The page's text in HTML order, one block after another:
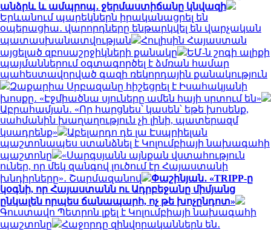
անձրև և ամպրոպ․ ջերմաստիճանը կնվազի
Երևանում պարեկներն իրականացրել են
օպերացիա․ վարորդները ենթարկվել են վարչական
պատասխանատվության
Հուլիսին Հայաստան
այցելած զբոսաշրջիկների քանակը
ԵՄ-ն շոգի ալիքի
պայմաններում օգտագործել է ձմռան համար
պահեստավորված գազի ռեկորդային քանակություն
Զաքարիա Սրբազանը հիշեցրել է Իսահակյանի
խոսքը․ «Էջմիածնա սյուները ամեն հայի սրտում են»
Աբրահամյան․ «Որ հարցնես՝ կասեն՝ եթե խոսենք,
սահմանին խաղաղություն չի լինի, պատերազմ
կսադրենք»
Աբելարդո դե լա Էսպրիելան
պաշտոնապես ստանձնել է Կոլումբիայի նախագահի
պաշտոնը
«Սարգսյանն այնքան վստահություն
ուներ, որ մեկ զանգով լուծում էր Հայաստանի
խնդիրները»․ Շարմազանով
Փաշինյան․ «TRIPP-ը
կօգնի, որ Հայաստանն ու Ադրբեջանը միմյանց
ընկալեն որպես ճանապարհ, ոչ թե խոչընդոտ»
Գուստավո Պետրոն լքել է Կոլումբիայի նախագահի
պաշտոնը
Հաջորդը զինվորականներն են․